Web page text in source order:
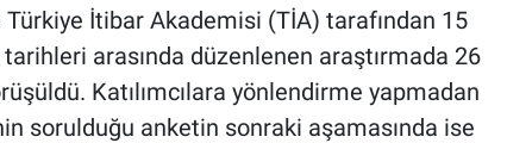
İtibar Akademisi (TİA) tarafından 15
arasında düzenlenen araştırmada 26
Katılımcılara yönlendirme yapmadan
sorulduğu anketin sonraki aşamasında ise